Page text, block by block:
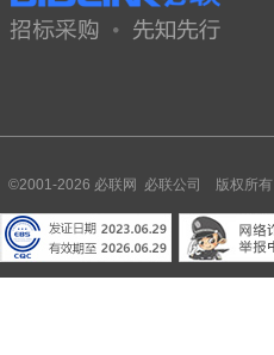
©2001-2026 必联网 必联公司 版权所有